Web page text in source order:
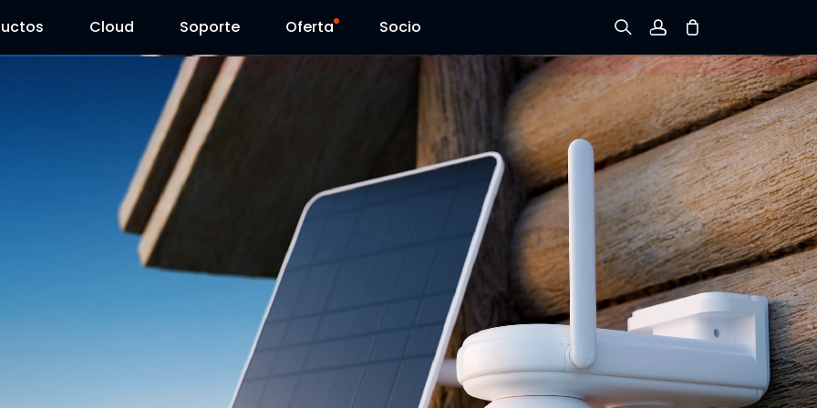
Cloud Soporte
Centro de Soporte
Centro de Descarga
Oferta Socio
Registrarse
Iniciar sesión
Rastree el Pedido